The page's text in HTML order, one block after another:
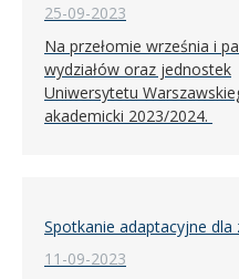
25-09-2023
Na przełomie września i
wydziałów oraz jednostek
Uniwersytetu
akademicki 2023/2024.
Spotkanie adaptacyjne
11-09-2023